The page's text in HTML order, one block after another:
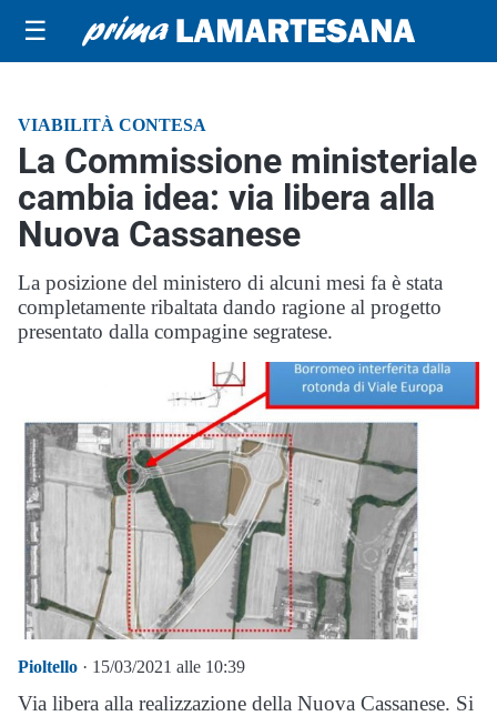
☰
VIABILITÀ CONTESA
La Commissione ministeriale
cambia idea: via libera alla
Nuova Cassanese
La posizione del ministero di alcuni mesi fa è stata
completamente ribaltata dando ragione al progetto
presentato dalla compagine segratese.
Pioltello · 15/03/2021 alle 10:39
Via libera alla realizzazione della Nuova Cassanese. Si